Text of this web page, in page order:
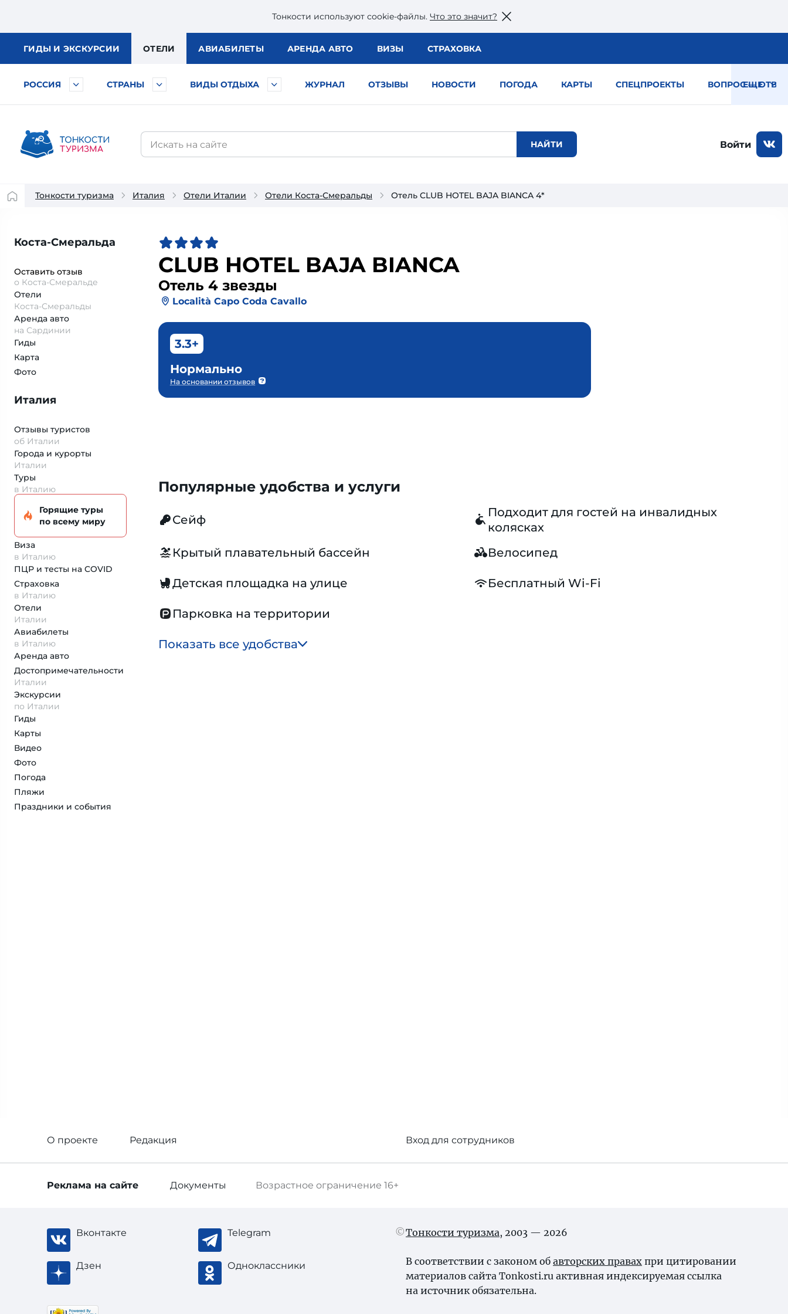
Тонкости используют сookie-файлы. Что это значит?
ГИДЫ И ЭКСКУРСИИ ОТЕЛИ АВИАБИЛЕТЫ АРЕНДА АВТО ВИЗЫ СТРАХОВКА
РОССИЯ СТРАНЫ ВИДЫ ОТДЫХА ЖУРНАЛ ОТЗЫВЫ НОВОСТИ ПОГОДА КАРТЫ СПЕЦПРОЕКТЫ ВОПРОС — ОТВЕТ
ЕЩЕ
Войти
Тонкости туризма Италия Отели Италии Отели Коста-Смеральды Отель CLUB HOTEL BAJA BIANCA 4*
Коста-Смеральда
Оставить отзыв
о Коста-Смеральде
Отели
Коста-Смеральды
Аренда авто
на Сардинии
Гиды
Карта
Фото
Италия
Отзывы туристов
об Италии
Города и курорты
Италии
Туры
в Италию
Горящие туры
по всему миру
Виза
в Италию
ПЦР и тесты на COVID
Страховка
в Италию
Отели
Италии
Авиабилеты
в Италию
Аренда авто
Достопримеча­тельности
Италии
Экскурсии
по Италии
Гиды
Карты
Видео
Фото
Погода
Пляжи
Праздники и события
CLUB HOTEL BAJA BIANCA
Отель 4 звезды
Località Capo Coda Cavallo
3.3+
Нормально
На основании отзывов
Популярные удобства и услуги
Сейф
Подходит для гостей на инвалидных
колясках
Крытый плавательный бассейн
Велосипед
Детская площадка на улице Бесплатный Wi-Fi
Парковка на территории
Показать все удобства
О проекте Редакция Вход для сотрудников
Возрастное ограничение 16+
Реклама на сайте Документы
Вконтакте Telegram
Дзен Одноклассники
Тонкости туризма, 2003 — 2026
В соответствии с законом об авторских правах при цитировании
материалов сайта Tonkosti.ru активная индексируемая ссылка
на источник обязательна.